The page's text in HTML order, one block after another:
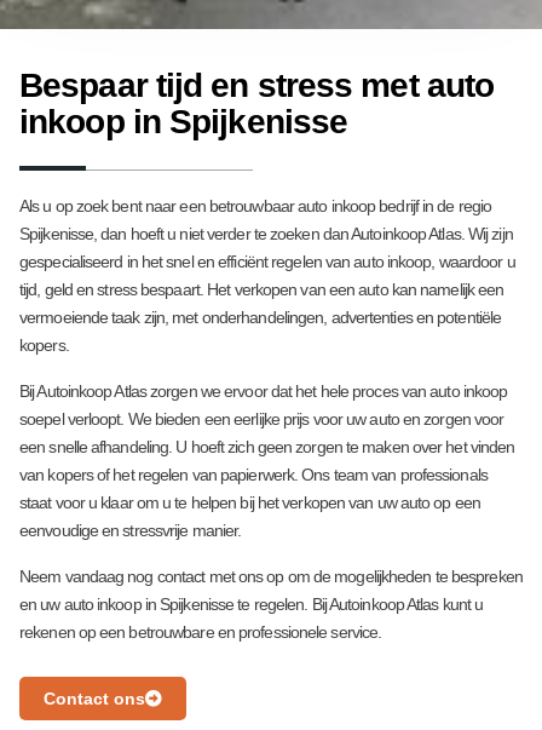
Bespaar tijd en stress met auto
inkoop in Spijkenisse
Als u op zoek bent naar een betrouwbaar auto inkoop bedrijf in de regio
Spijkenisse, dan hoeft u niet verder te zoeken dan Autoinkoop Atlas. Wij zijn
gespecialiseerd in het snel en efficiënt regelen van auto inkoop, waardoor u
tijd, geld en stress bespaart. Het verkopen van een auto kan namelijk een
vermoeiende taak zijn, met onderhandelingen, advertenties en potentiële
kopers.
Bij Autoinkoop Atlas zorgen we ervoor dat het hele proces van auto inkoop
soepel verloopt. We bieden een eerlijke prijs voor uw auto en zorgen voor
een snelle afhandeling. U hoeft zich geen zorgen te maken over het vinden
van kopers of het regelen van papierwerk. Ons team van professionals
staat voor u klaar om u te helpen bij het verkopen van uw auto op een
eenvoudige en stressvrije manier.
Neem vandaag nog contact met ons op om de mogelijkheden te bespreken
en uw auto inkoop in Spijkenisse te regelen. Bij Autoinkoop Atlas kunt u
rekenen op een betrouwbare en professionele service.
Contact ons